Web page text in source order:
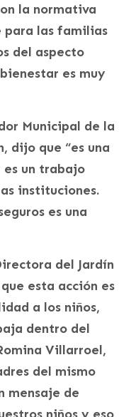
la normativa
para las familias
del aspecto
es muy
Municipal de la
dijo que “es una
un trabajo
instituciones.
es una
del Jardín
esta acción es
a los niños,
dentro del
Villarroel,
del mismo
mensaje de